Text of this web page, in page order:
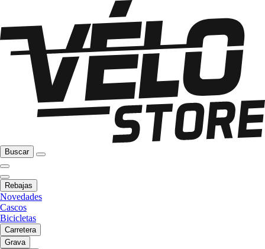
Buscar
Rebajas
Novedades
Cascos
Bicicletas
Carretera
Grava